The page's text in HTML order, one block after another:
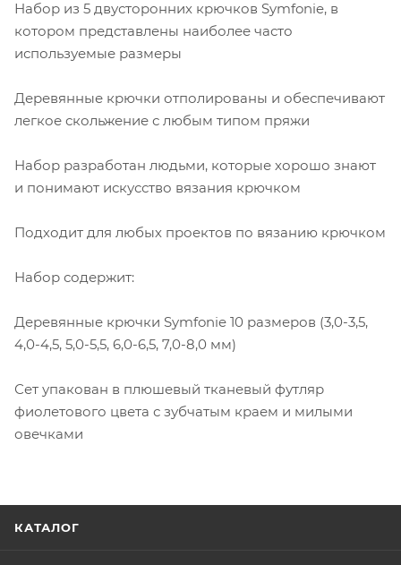
Набор из 5 двусторонних крючков Symfonie, в
котором представлены наиболее часто
используемые размеры
Деревянные крючки отполированы и обеспечивают
легкое скольжение с любым типом пряжи
Набор разработан людьми, которые хорошо знают
и понимают искусство вязания крючком
Подходит для любых проектов по вязанию крючком
Набор содержит:
Деревянные крючки Symfonie 10 размеров (3,0-3,5,
4,0-4,5, 5,0-5,5, 6,0-6,5, 7,0-8,0 мм)
Сет упакован в плюшевый тканевый футляр
фиолетового цвета с зубчатым краем и милыми
овечками
КАТАЛОГ